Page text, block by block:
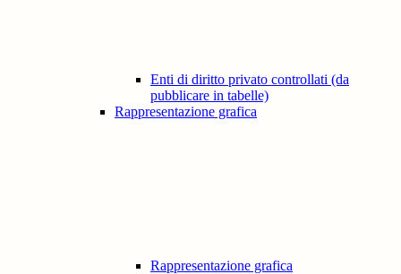
Enti di diritto privato controllati (da
pubblicare in tabelle)
Rappresentazione grafica
Rappresentazione grafica